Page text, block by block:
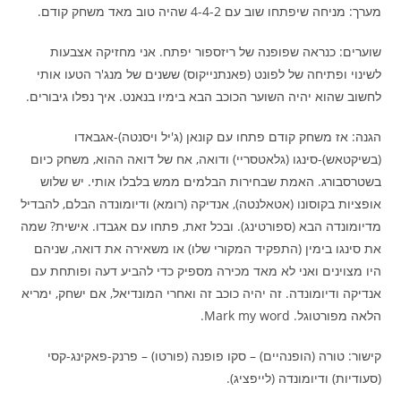
מערך: מניחה שיפתחו שוב עם 4-4-2 שהיה טוב מאד משחק קודם.
שוערים: כנראה שפופנה של ריזספור יפתח. אני מחזיקה אצבעות
לשינוי ופתיחה של לפונט (פאנתנייקוס) ששנים של מנג'ר הטעו אותי
לחשוב שהוא יהיה השוער הכוכב הבא בימיו בנאנט. איך נפלו גיבורים.
הגנה: אז משחק קודם פתחו עם קונאן (ג'יל ויסנטה)-אגבאדו
(בשיקטאש)-סינגו (גלאטסריי) ודואה, אח של דואה ההוא, משחק כיום
בשטרסבורג. האמת שבחירות הבלמים ממש בלבלו אותי. יש שלוש
אופציות בקוסונו (אטאלנטה), אנדיקה (רומא) ודיומונדה הבלם, להבדיל
מדיומונדה הבא (ספורטינג). ובכל זאת, פתחו עם אגבדו. אישית? שמה
את סינגו בימין (התפקיד המקורי שלו) או משאירה את דואה, שניהם
היו מצוינים ואני לא מאד מכירה מספיק כדי להביע דעה ופותחת עם
אנדיקה ודיומונדה. זה יהיה כוכב זה ואחרי המונדיאל, אם ישחק, ימריא
הלאה מפורטוגל. Mark my word.
קישור: טורה (הופנהיים) – סקו פופנה (פורטו) – פרנק-פאקינג-קסי
(סעודיות) ודיומונדה (לייפציג).